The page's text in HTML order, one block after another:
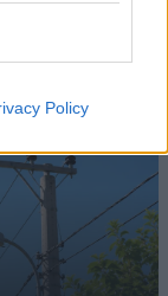
Policy
σε ανήλικη,